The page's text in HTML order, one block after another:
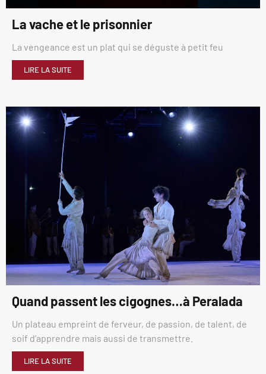
La vache et le prisonnier
La vengeance est un plat qui se déguste à petit feu
LIRE LA SUITE
Quand passent les cigognes…à Peralada
Un plateau empreint de ferveur, de passion, de talent, de
soif d’apprendre mais aussi de transmettre.
LIRE LA SUITE